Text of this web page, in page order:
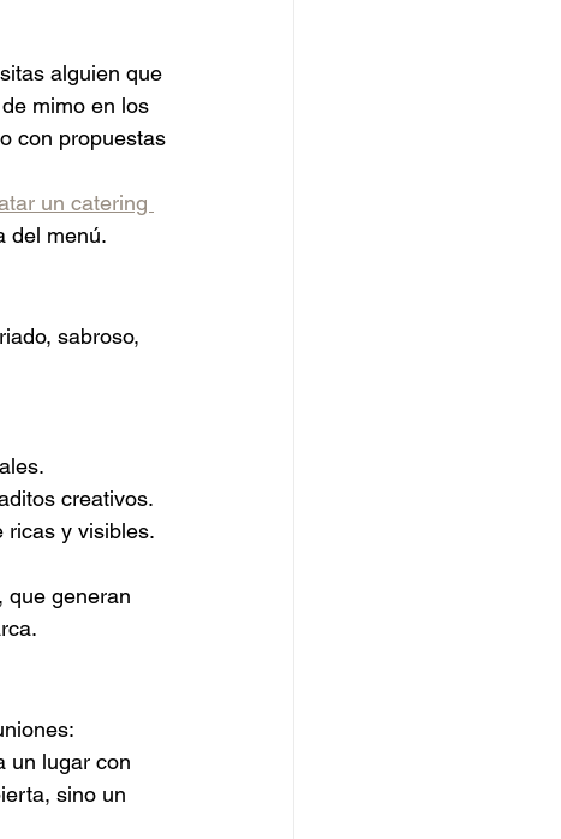
alguien que
mimo en los
con propuestas
un catering
del menú.
sabroso,
creativos.
ricas y visibles.
que generan
un lugar con
sino un